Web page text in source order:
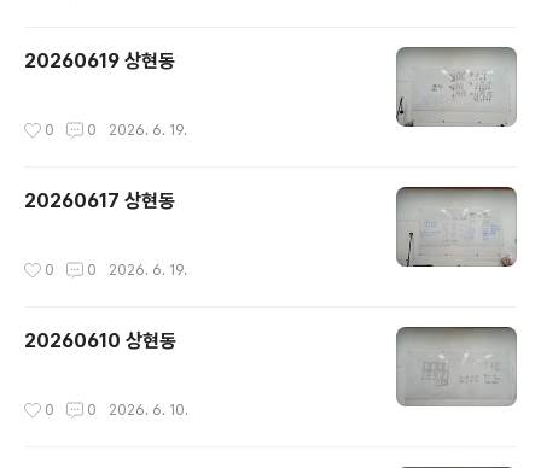
20260619 상현동
0 0 2026. 6. 19.
20260617 상현동
0 0 2026. 6. 19.
20260610 상현동
0 0 2026. 6. 10.